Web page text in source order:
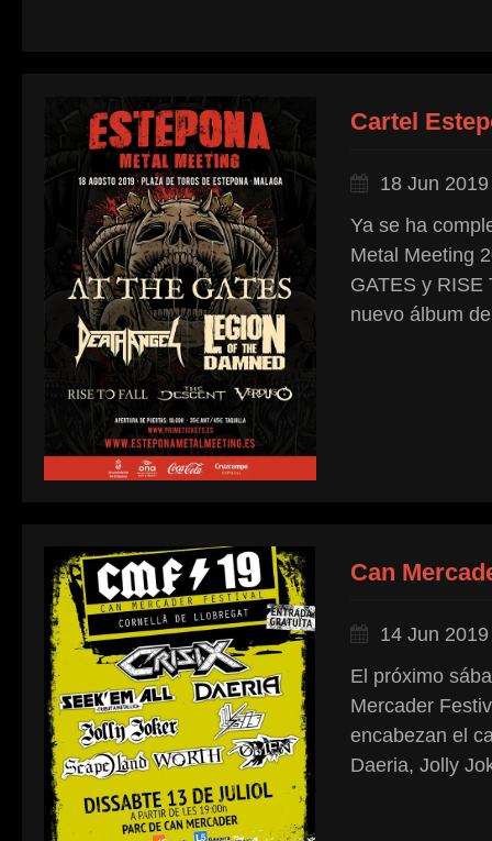
Cartel
18 Jun 2019
Ya se ha
Metal Meeting
GATES y RISE
nuevo álbum
Can
14 Jun 2019
El próximo
Mercader
encabezan el
Daeria, Jolly